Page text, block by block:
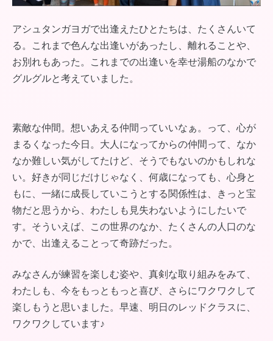
アシュタンガヨガで出逢えたひとたちは、たくさんいて
る。これまで色んな出逢いがあったし、離れることや、
お別れもあった。これまでの出逢いを幸せ湯船のなかで
グルグルと考えていました。
素敵な仲間。想いあえる仲間っていいなぁ。って、心が
まるくなった今日。大人になってからの仲間って、なか
なか難しい気がしてたけど、そうでもないのかもしれな
い。好きが同じだけじゃなく、何歳になっても、心身と
もに、一緒に成長していこうとする関係性は、きっと宝
物だと思うから、わたしも見失わないようにしたいで
す。そういえば、この世界のなか、たくさんの人口のな
かで、出逢えることって奇跡だった。
みなさんが練習を楽しむ姿や、真剣な取り組みをみて、
わたしも、今をもっともっと喜び、さらにワクワクして
楽しもうと思いました。早速、明日のレッドクラスに、
ワクワクしています♪